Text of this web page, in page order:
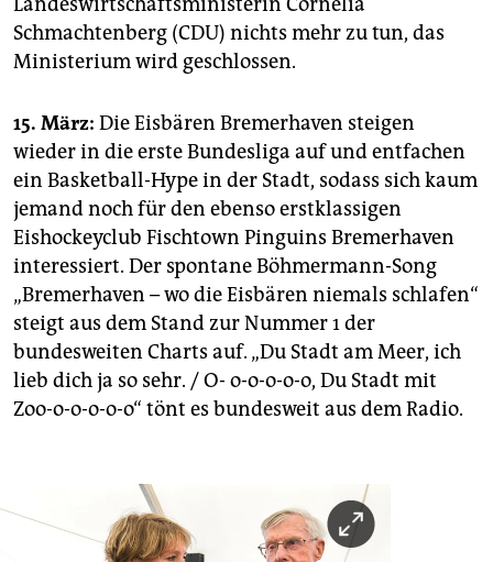
Landeswirtschaftsministerin Cornelia
Schmachtenberg (CDU) nichts mehr zu tun, das
Ministerium wird geschlossen.
15. März: Die Eisbären Bremerhaven steigen
wieder in die erste Bundesliga auf und entfachen
ein Basketball-Hype in der Stadt, sodass sich kaum
jemand noch für den ebenso erstklassigen
Eishockeyclub Fischtown Pinguins Bremerhaven
interessiert. Der spontane Böhmermann-Song
„Bremerhaven – wo die Eisbären niemals schlafen“
steigt aus dem Stand zur Nummer 1 der
bundesweiten Charts auf. „Du Stadt am Meer, ich
lieb dich ja so sehr. / O- o-o-o-o-o, Du Stadt mit
Zoo-o-o-o-o-o“ tönt es bundesweit aus dem Radio.